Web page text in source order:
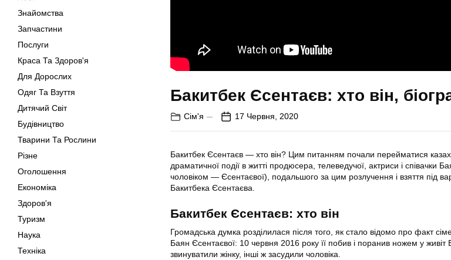
Знайомства
Запчастини
Послуги
Краса Та Здоров'я
Для Дорослих
Одяг Та Взуття
Дитячий Світ
Будівництво
Тварини Та Рослини
Різне
Оголошення
Економіка
Здоров'я
Туризм
Наука
Техніка
Бакитбек Єсентаєв: хто він,
Сім'я 17 Червня, 2020
Бакитбек Єсентаєв — хто він? Цим питанням почали перейматися
драматичної події в житті продюсера, телеведучої, актриси і співачки
чоловіком — Єсентаєвої), подальшого за цим розлучення і взяття під
Бакитбека Єсентаєва.
Бакитбек Єсентаєв: хто він
Громадська думка розділилася після того, як стало відомо про факт
Баян Єсентаєвої: 10 червня 2016 року її побив і поранив ножем у живіт
звинуватили жінку, інші ж засудили чоловіка.